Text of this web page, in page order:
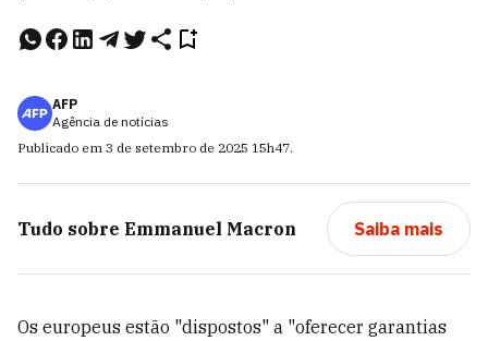
AFP
Agência de notícias
Publicado em 3 de setembro de 2025 15h47.
Tudo sobre Emmanuel Macron Saiba mais
Os europeus estão "dispostos" a "oferecer garantias